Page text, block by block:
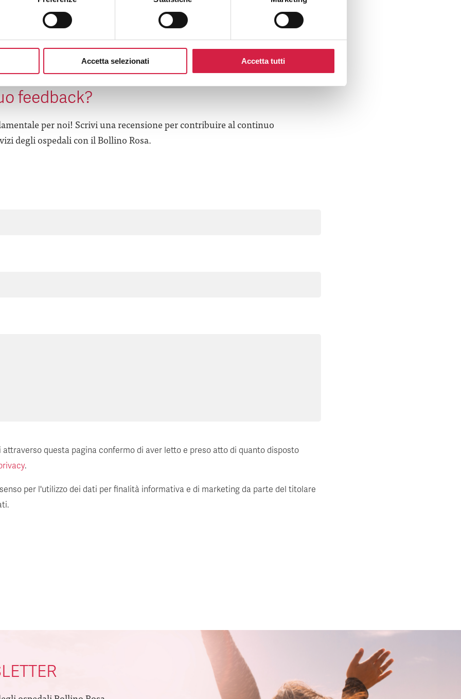
Accetta selezionati Accetta tutti
in questa struttura e desideri
feedback?
per noi! Scrivi una recensione per contribuire al continuo
degli ospedali con il Bollino Rosa.
attraverso questa pagina confermo di aver letto e preso atto di quanto disposto
.
per l'utilizzo dei dati per finalità informativa e di marketing da parte del titolare